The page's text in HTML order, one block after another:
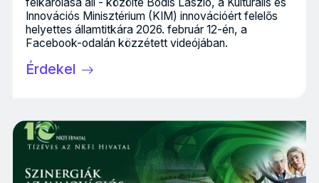
felkarolása áll - közölte Bódis László, a Kulturális és
Innovációs Minisztérium (KIM) innovációért felelős
helyettes államtitkára 2026. február 12-én, a
Facebook-odalán közzétett videójában.
Érdekel